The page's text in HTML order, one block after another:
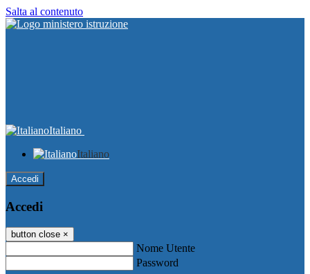
Salta al contenuto
Italiano
Italiano
Accedi
Accedi
button close ×
Nome Utente
Password